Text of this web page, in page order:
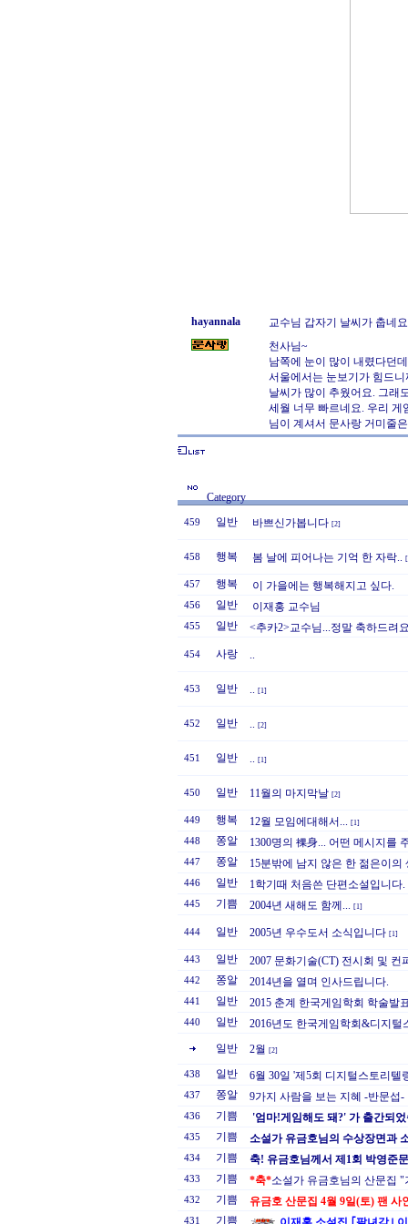
hayannala
교수님 갑자기 날씨가 춥네
천사님~
남쪽에 눈이 많이 내렸다던
서울에서는 눈보기가 힘드니
날씨가 많이 추웠어요. 그래
세월 너무 빠르네요. 우리 게
님이 계셔서 문사랑 거미줄
Category
459 일반 바쁘신가봅니다 [2]
458 행복 봄 날에 피어나는 기억 한 자락..
457 행복 이 가을에는 행복해지고 싶다.
456 일반 이재홍 교수님
455 일반 <추카2>교수님...정말 축하드려
454 사랑 ..
453 일반 .. [1]
452 일반 .. [2]
451 일반 .. [1]
450 일반 11월의 마지막날 [2]
449 행복 12월 모임에대해서... [1]
448 쫑알 1300명의 裸身... 어떤 메시지를
447 쫑알 15분밖에 남지 않은 한 젊은이의
446 일반 1학기때 처음쓴 단편소설입니다.
445 기쁨 2004년 새해도 함께... [1]
444 일반 2005년 우수도서 소식입니다 [1]
443 일반 2007 문화기술(CT) 전시회 및 컨
442 쫑알 2014년을 열며 인사드립니다.
441 일반 2015 춘계 한국게임학회 학술발
440 일반
2016년도 한국게임학회&디지
일반
2월 [2]
438 일반 6월 30일 '제5회 디지털스토리텔
437 쫑알 9가지 사람을 보는 지혜 -반문섭-
436 기쁨 '엄마!게임해도 돼?' 가 출간되
435 기쁨 소설가 유금호님의 수상장면과
434 기쁨 축! 유금호님께서 제1회 박영준
433 기쁨 *축*소설가 유금호님의 산문집
432 기쁨 유금호 산문집 4월 9일(토) 팬 사
431 기쁨